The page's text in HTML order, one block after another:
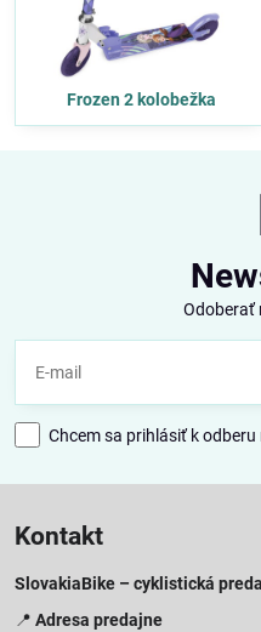
Frozen 2 kolobežka
Odoberať
Chcem sa prihlásiť k
Kontakt
SlovakiaBike – cyklistická
📍 Adresa predajne